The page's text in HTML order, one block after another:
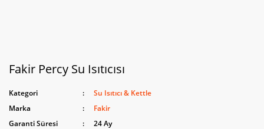
Fakir Percy Su Isıtıcısı
Kategori
Su Isıtıcı & Kettle
Marka
Fakir
Garanti Süresi
24 Ay